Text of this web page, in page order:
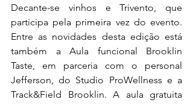
Decante-se vinhos e Trivento, que
participa pela primeira vez do evento.
Entre as novidades desta edição está
também a Aula funcional Brooklin
Taste, em parceria com o personal
Jefferson, do Studio ProWellness e a
Track&Field Brooklin. A aula gratuita